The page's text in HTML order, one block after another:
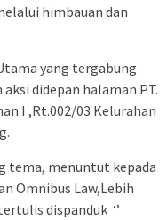
himbauan dan
yang tergabung
aksi didepan halaman PT.
I ,Rt.002/03 Kelurahan
tema, menuntut kepada
Omnibus Law,Lebih
dispanduk ‘’